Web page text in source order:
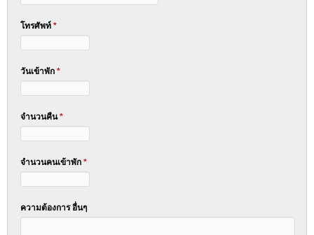
โทรศัพท์ *
วันเข้าพัก *
จำนวนคืน*
จำนวนคนเข้าพัก *
ความต้องการ อื่นๆ